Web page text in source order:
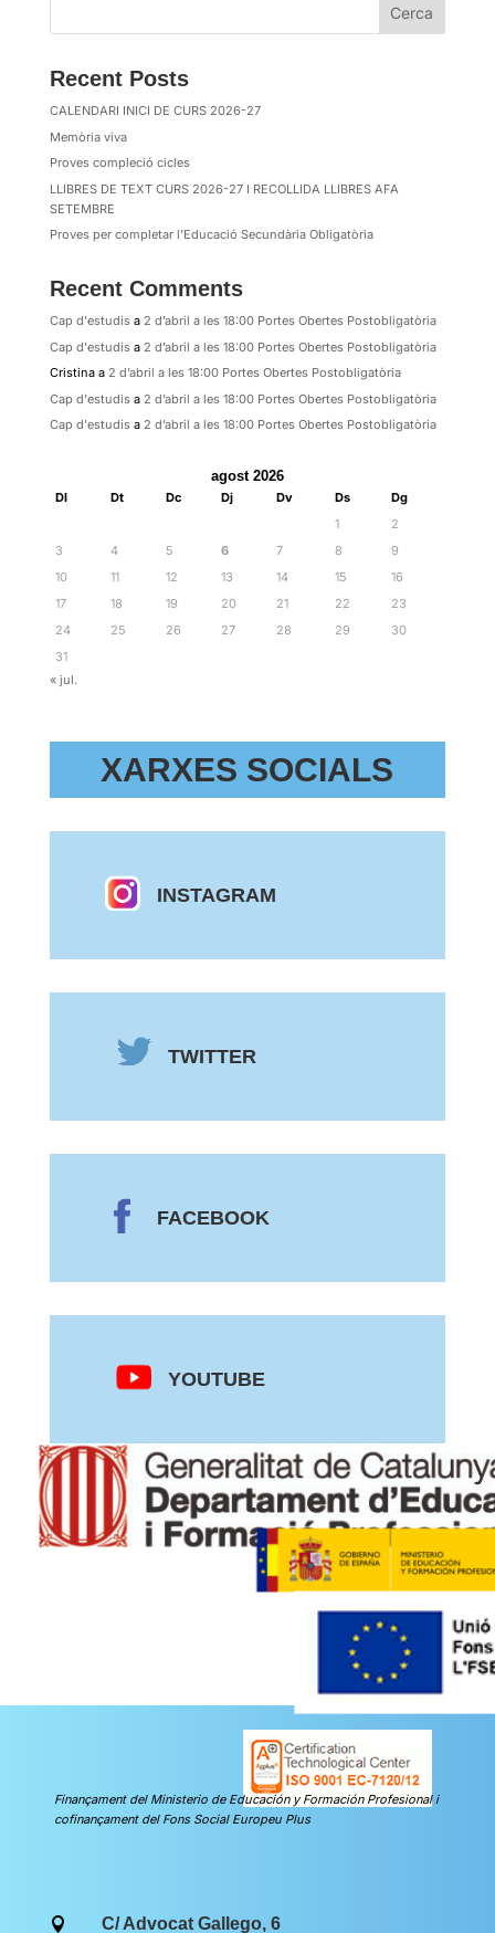
Cerca
Recent Posts
CALENDARI INICI DE CURS 2026-27
Memòria viva
Proves compleció cicles
LLIBRES DE TEXT CURS 2026-27 I RECOLLIDA LLIBRES AFA
SETEMBRE
Proves per completar l’Educació Secundària Obligatòria
Recent Comments
Cap d'estudisa 2 d’abril a les 18:00 Portes Obertes Postobligatòria
Cap d'estudisa 2 d’abril a les 18:00 Portes Obertes Postobligatòria
Cristinaa 2 d’abril a les 18:00 Portes Obertes Postobligatòria
Cap d'estudisa 2 d’abril a les 18:00 Portes Obertes Postobligatòria
Cap d'estudisa 2 d’abril a les 18:00 Portes Obertes Postobligatòria
agost 2026
Dl Dt Dc Dj Dv Ds
Dg
1
2
3
4 5 6 7 8
9
10
11 12 13 14 15
16
17
18 19 20 21 22
23
24
25 26 27 28 29
30
31
« jul.
XARXES SOCIALS
INSTAGRAM
TWITTER
FACEBOOK
YOUTUBE
Finançament del Ministerio de Educación y Formación Profesional i
cofinançament del Fons Social Europeu Plus
 C/ Advocat Gallego, 6